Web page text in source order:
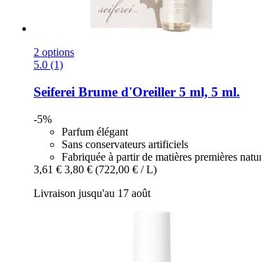
2 options
5.0 (1)
Seiferei Brume d'Oreiller 5 ml, 5 ml.
-5%
Parfum élégant
Sans conservateurs artificiels
Fabriquée à partir de matières premières
3,61 € 3,80 € (722,00 € / L)
Livraison jusqu'au 17 août